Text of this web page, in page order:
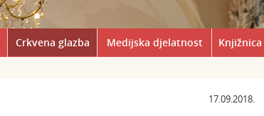
Crkvena glazba Medijska djelatnost Knjižnica
17.09.2018.